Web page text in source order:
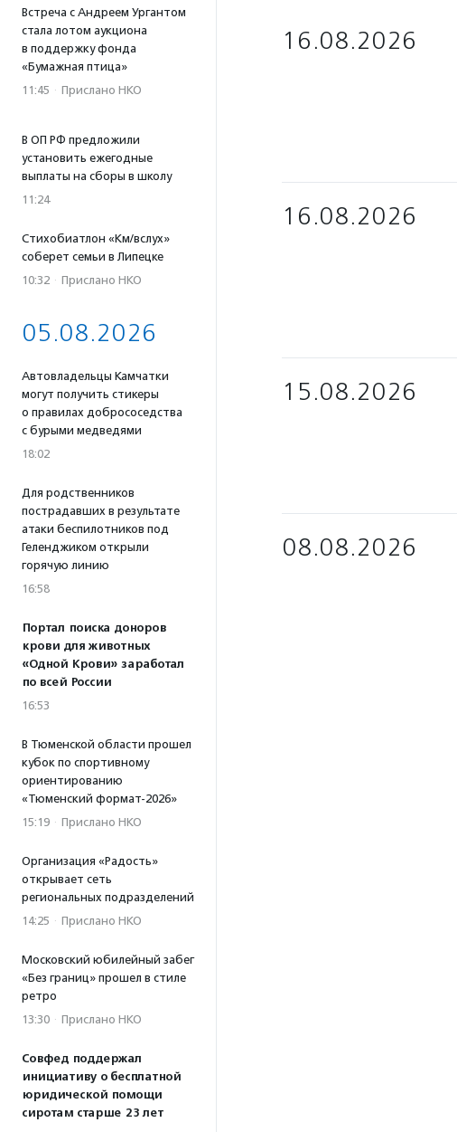
Встреча с Андреем Ургантом
стала лотом аукциона
в поддержку фонда
«Бумажная птица»
11:45 · Прислано НКО
В ОП РФ предложили
установить ежегодные
выплаты на сборы в школу
11:24
Стихобиатлон «Км/вслух»
соберет семьи в Липецке
10:32 · Прислано НКО
05.08.2026
Автовладельцы Камчатки
могут получить стикеры
о правилах добрососедства
с бурыми медведями
18:02
Для родственников
пострадавших в результате
атаки беспилотников под
Геленджиком открыли
горячую линию
16:58
Портал поиска доноров
крови для животных
«Одной Крови» заработал
по всей России
16:53
В Тюменской области прошел
кубок по спортивному
ориентированию
«Тюменский формат-2026»
15:19 · Прислано НКО
Организация «Радость»
открывает сеть
региональных подразделений
14:25 · Прислано НКО
Московский юбилейный забег
«Без границ» прошел в стиле
ретро
13:30 · Прислано НКО
Совфед поддержал
инициативу о бесплатной
юридической помощи
сиротам старше 23 лет
16.08.2026
16.08.2026
15.08.2026
08.08.2026